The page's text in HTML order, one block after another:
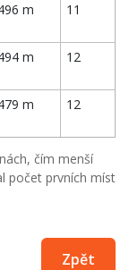
m 11
m 12
m 12
čím menší
počet prvních míst
Zpět